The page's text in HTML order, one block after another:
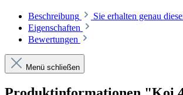
Beschreibung
Sie erhalten genau
Eigenschaften
Bewertungen
Menü schließen